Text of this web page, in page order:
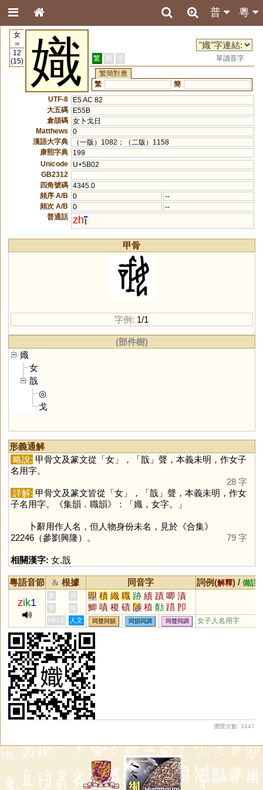
粵
普
女
38
12
(15)
嬂 繁 簡 港
單讀音字
繁簡對應
繁
簡
UTF-8
E5 AC 82
大五碼
E55B
倉頡碼 女卜戈日
Matthews
0
漢語大字典
（一版）1082；（二版）1158
康熙字典
199
Unicode
U+5B02
GB2312
四角號碼 4345.0
頻序 A/B
0
--
頻次 A/B
0
--
普通話 zh
甲骨
字例: 1/1
(部件樹)
嬂
女
戠
◎
戈
形義通解
略說: 甲骨文及篆文從「 女」，「 戠 」聲，本義未明，作女子
名用字。
28 字
詳解: 甲骨文及篆文皆從「 女」，「 戠 」聲，本義未明，作女
子名用字。《集韻．職韻》：「嬂，女字。」
卜辭用作人名，但人物身份未名，見於《合集》
22246（參劉興隆）。
79 字
相關漢字: 女,戠
粵語音節 & 根據 同音字 詞例(解釋) / 備註
zik1
黃 周 即 積 織 職 跡 績 蹟 唧 漬
鯽 嘖 稷 磧 陟 稙 勣 踖 卽
畟 膱 樴 蟙 蝍 楖 癪 堲 蘵
鰿 幘 戠 尐 庴 捗 樍 蠀 唶
李
何
HKLS
人文 同聲同韻 同韻同調 同聲同調 女子人名用字
瀏覽次數: 3447